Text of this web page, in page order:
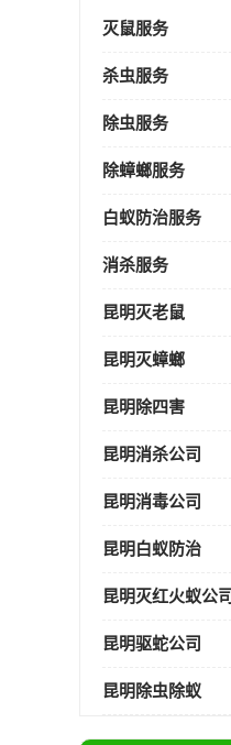
灭鼠服务
杀虫服务
除虫服务
除蟑螂服务
白蚁防治服务
消杀服务
昆明灭老鼠
昆明灭蟑螂
昆明除四害
昆明消杀公司
昆明消毒公司
昆明白蚁防治
昆明灭红火蚁公司
昆明驱蛇公司
昆明除虫除蚁